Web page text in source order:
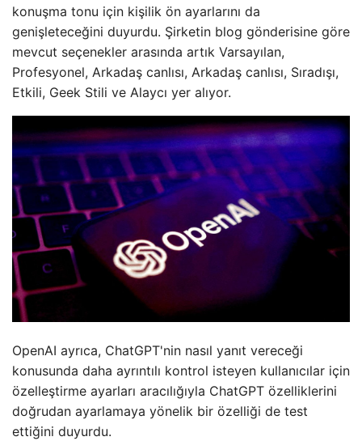
konuşma tonu için kişilik ön ayarlarını da
genişleteceğini duyurdu. Şirketin blog gönderisine göre
mevcut seçenekler arasında artık Varsayılan,
Profesyonel, Arkadaş canlısı, Arkadaş canlısı, Sıradışı,
Etkili, Geek Stili ve Alaycı yer alıyor.
OpenAI ayrıca, ChatGPT'nin nasıl yanıt vereceği
konusunda daha ayrıntılı kontrol isteyen kullanıcılar için
özelleştirme ayarları aracılığıyla ChatGPT özelliklerini
doğrudan ayarlamaya yönelik bir özelliği de test
ettiğini duyurdu.